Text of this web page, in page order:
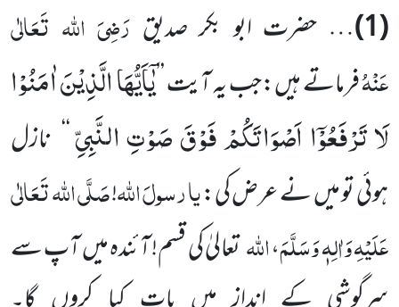
(1) … حضرت ابو بکر صدیق رَضِیَ اللہ تَعَالٰی
عَنْہُفرماتے ہیں:جب یہ آیت ’’یٰۤاَیُّهَا الَّذِیْنَ اٰمَنُوْا
لَا تَرْفَعُوْۤا اَصْوَاتَكُمْ فَوْقَ صَوْتِ النَّبِیِّ‘‘ نازل
ہوئی تو میں نے عرض کی:یارسولَاللہ!صَلَّی اللہ تَعَالٰی
عَلَیْہِ وَاٰلِہٖ وَسَلَّمَ،اللہتعالیٰ کی قسم! آئندہ میں آپ سے